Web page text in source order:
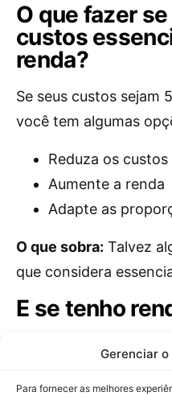
Gerenciar
Para fornecer as melhores
O que fazer
custos
renda?
Se seus custos sejam
você tem algumas
Reduza os custos
Aumente a renda
Adapte as
O que sobra: Talvez
que considera
E se tenho
Sim! Para renda
Calcule a média